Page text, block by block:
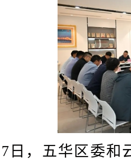
日，五华区委和